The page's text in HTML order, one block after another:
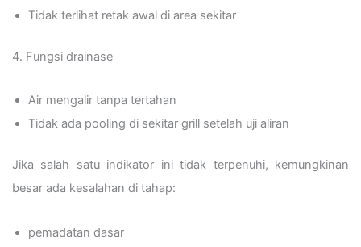
Tidak terlihat retak awal di area sekitar
4. Fungsi drainase
Air mengalir tanpa tertahan
Tidak ada pooling di sekitar grill setelah uji aliran
Jika salah satu indikator ini tidak terpenuhi, kemungkinan
besar ada kesalahan di tahap:
pemadatan dasar